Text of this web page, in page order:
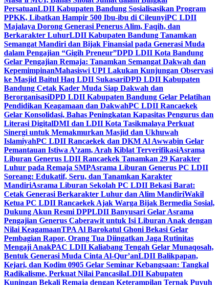
PersatuanLDII Kabupaten Bandung Sosialisasikan Program
PPKK, Libatkan Hampir 500 Ibu-ibu di CileunyiPC LDII
Majalaya Dorong Generasi Penerus Alim, Faqih, dan
Berkarakter LuhurLDII Kabupaten Bandung Tanamkan
Semangat Mandiri dan Bijak Finansial pada Generasi Muda
dalam Pengajian “Gigih Preneur”DPD LDII Kota Bandung
Gelar Pengajian Remaja: Tanamkan Semangat Dakwah dan
KepemimpinanMahasiswi UPI Lakukan Kunjungan Observasi
ke Masjid Baitul Haq LDII SukasariDPD LDII Kabupaten
Bandung Cetak Kader Muda Siap Dakwah dan
BerorganisasiDPD LDII Kabupaten Bandung Gelar Pelatihan
Pendidikan Keagamaan dan DakwahPC LDII Rancaekek
Gelar Konsolidasi, Bahas Peningkatan Kapasitas Pengurus dan
Literasi DigitalDMI dan LDII Kota Tasikmalaya Perkuat
Sinergi untuk Memakmurkan Masjid dan Ukhuwah
IslamiyahPC LDII Rancaekek dan DKM Al Awwabin Gelar
Pemantauan Istiwa A’zam, Arah Kiblat TerverifikasiAsrama
Liburan Generus LDII Rancaekek Tanamkan 29 Karakter
Luhur pada Remaja SMPAsrama Liburan Generus PC LDII
Soreang: Edukatif, Seru, dan Tanamkan Karakter
MandiriAsrama Liburan Sekolah PC LDII Bekasi Barat:
Cetak Generasi Berkarakter Luhur dan Alim MandiriWakil
Ketua PC LDII Rancaekek Ajak Warga Bijak Bermedia Sosial,
Dukung Akun Resmi DPPLDII Banyusari Gelar Asrama
Pengajian Generus Caberawit untuk Isi Liburan Anak dengan
Nilai KeagamaanTPA Al Barokatul Ghoni Bekasi Gelar
Pembagian Rapor, Orang Tua Diingatkan Jaga Rutinitas
Mengaji AnakPAC LDII Kaliabang Tengah Gelar Munaqosah,
Bentuk Generasi Muda Cinta Al-Qur’anLDII Balikpapan,
Kejari, dan Kodim 0905 Gelar Seminar Kebangsaan: Tangkal
Radikalisme, Perkuat Nilai PancasilaLDII Kabupaten
Kuningan Bekali Remaja dengan Keterampilan Ternak Puyuh